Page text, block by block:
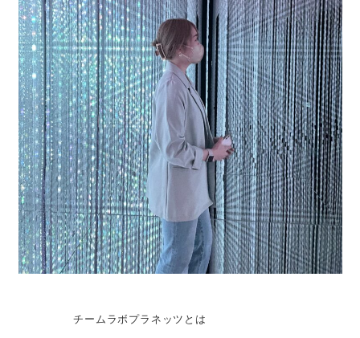
チームラボプラネッツとは